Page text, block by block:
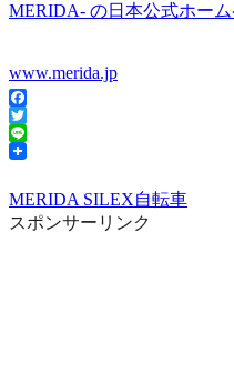
MERIDA- の日本公式ホー
www.merida.jp
Facebook
Twitter
Line
MERIDA SILEX自転車
スポンサーリンク